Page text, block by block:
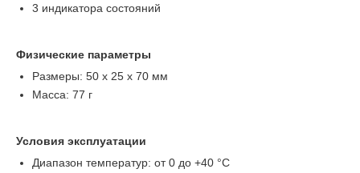
3 индикатора состояний
Физические параметры
Размеры: 50 х 25 х 70 мм
Масса: 77 г
Условия эксплуатации
Диапазон температур: от 0 до +40 °С